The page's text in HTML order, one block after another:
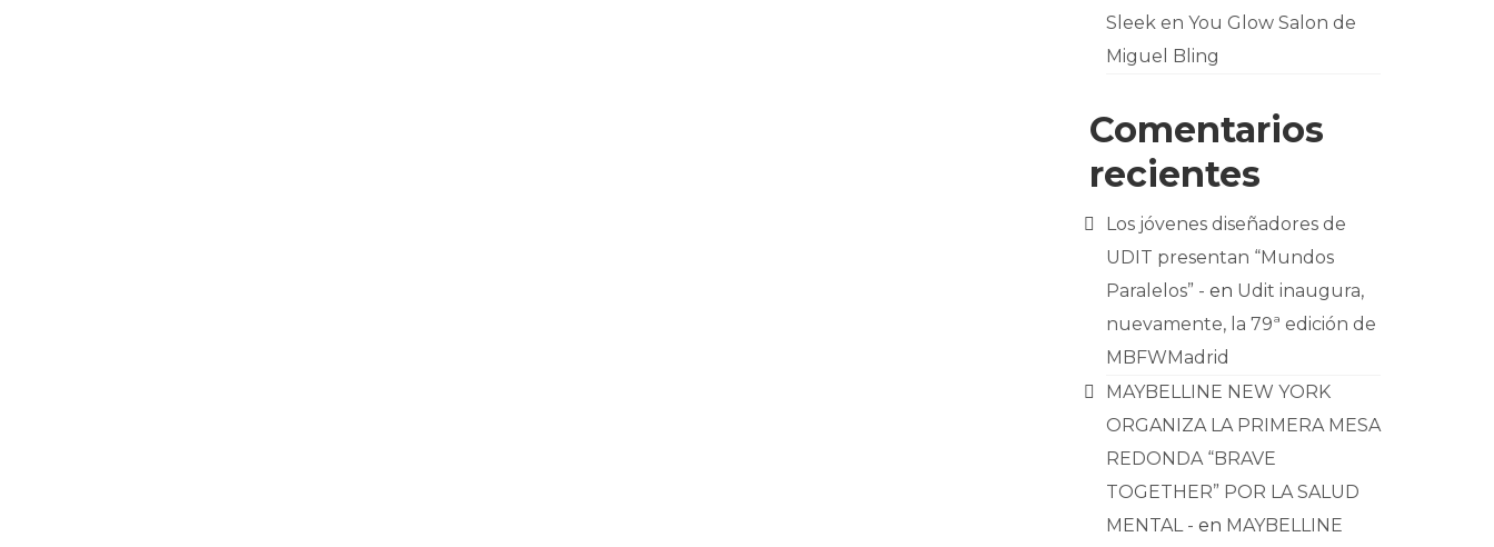
Sleek en You Glow Salon de
Miguel Bling
Comentarios
recientes
Los jóvenes diseñadores de
UDIT presentan “Mundos
Paralelos” - en Udit inaugura,
nuevamente, la 79ª edición de
MBFWMadrid
MAYBELLINE NEW YORK
ORGANIZA LA PRIMERA MESA
REDONDA “BRAVE
TOGETHER” POR LA SALUD
MENTAL - en MAYBELLINE